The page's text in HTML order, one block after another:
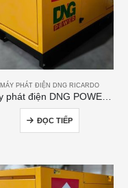
MÁY PHÁT ĐIỆN DNG RICARDO
Máy phát điện DNG POWER 50kVA
ĐỌC TIẾP